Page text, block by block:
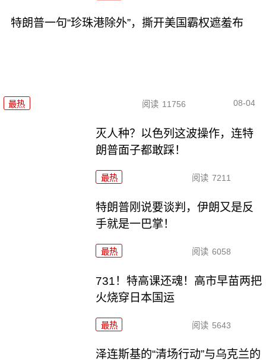
特朗普一句“珍珠港除外”，撕开美国霸权遮羞布
最热 阅读 11756 08-04
灭人种？以色列这波操作，连特
朗普面子都敢踩！
最热 阅读 7211
特朗普刚说要谈判，伊朗又是反
手就是一巴掌！
最热 阅读 6058
731！特高课还魂！高市早苗两把
火烧穿日本国运
最热 阅读 5643
泽连斯基的“清场行动”与乌克兰的